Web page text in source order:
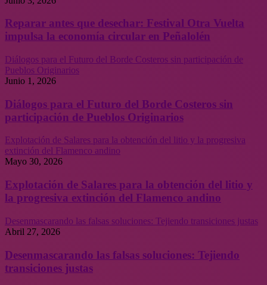
Reparar antes que desechar: Festival Otra Vuelta
impulsa la economía circular en Peñalolén
Diálogos para el Futuro del Borde Costeros sin participación de
Pueblos Originarios
Junio 1, 2026
Diálogos para el Futuro del Borde Costeros sin
participación de Pueblos Originarios
Explotación de Salares para la obtención del litio y la progresiva
extinción del Flamenco andino
Mayo 30, 2026
Explotación de Salares para la obtención del litio y
la progresiva extinción del Flamenco andino
Desenmascarando las falsas soluciones: Tejiendo transiciones justas
Abril 27, 2026
Desenmascarando las falsas soluciones: Tejiendo
transiciones justas